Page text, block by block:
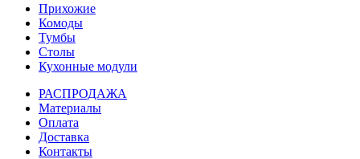
Прихожие
Комоды
Тумбы
Столы
Кухонные модули
РАСПРОДАЖА
Материалы
Оплата
Доставка
Контакты